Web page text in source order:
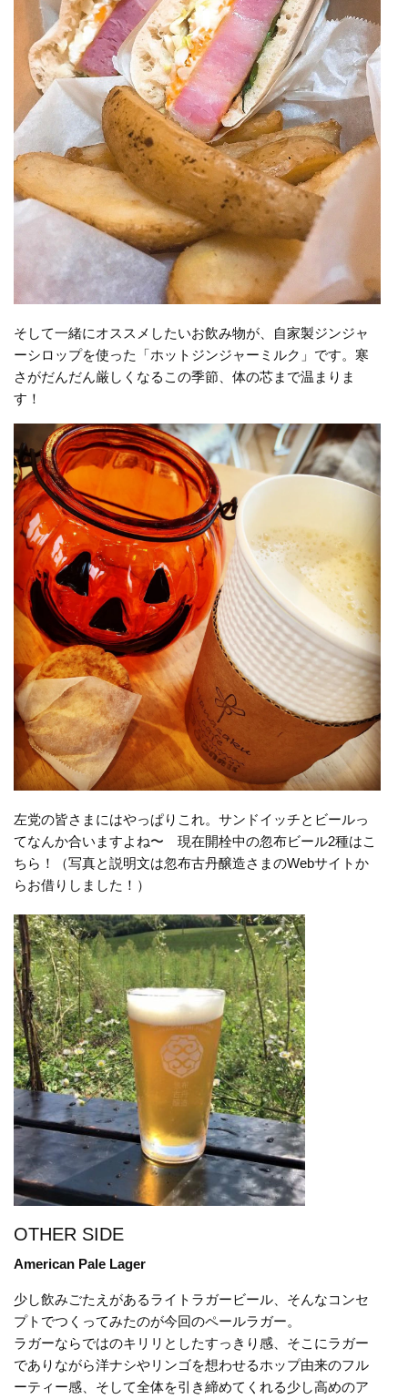
そして一緒にオススメしたいお飲み物が、自家製ジンジャ
ーシロップを使った「ホットジンジャーミルク」です。寒
さがだんだん厳しくなるこの季節、体の芯まで温まりま
す！
左党の皆さまにはやっぱりこれ。サンドイッチとビールっ
てなんか合いますよね〜 現在開栓中の忽布ビール2種はこ
ちら！（写真と説明文は忽布古丹醸造さまのWebサイトか
らお借りしました！）
OTHER SIDE
American Pale Lager
少し飲みごたえがあるライトラガービール、そんなコンセ
プトでつくってみたのが今回のペールラガー。
ラガーならではのキリリとしたすっきり感、そこにラガー
でありながら洋ナシやリンゴを想わせるホップ由来のフル
ーティー感、そして全体を引き締めてくれる少し高めのア